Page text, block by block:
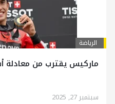
الرياضة
ماركيس يقترب من معادلة
سبتمبر 27, 2025